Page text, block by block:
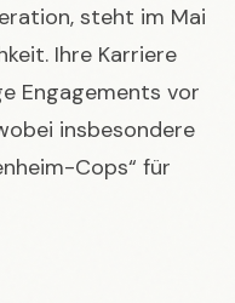
steht im Mai
Ihre Karriere
Engagements vor
insbesondere
Cops“ für